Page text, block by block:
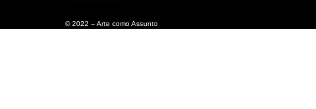
© 2022 – Arte como Assunto